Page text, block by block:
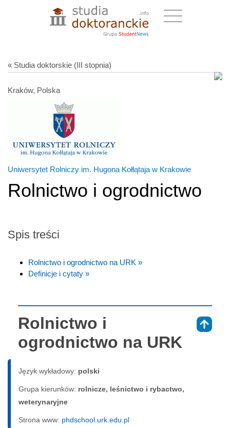
« Studia doktorskie (III stopnia)
Kraków, Polska
Uniwersytet Rolniczy im. Hugona Kołłątaja w Krakowie
Rolnictwo i ogrodnictwo
Spis treści
Rolnictwo i ogrodnictwo na URK »
Definicje i cytaty »
Rolnictwo i
ogrodnictwo na URK
Język wykładowy: polski
Grupa kierunków: rolnicze, leśnictwo i rybactwo,
weterynaryjne
Strona www: phdschool.urk.edu.pl